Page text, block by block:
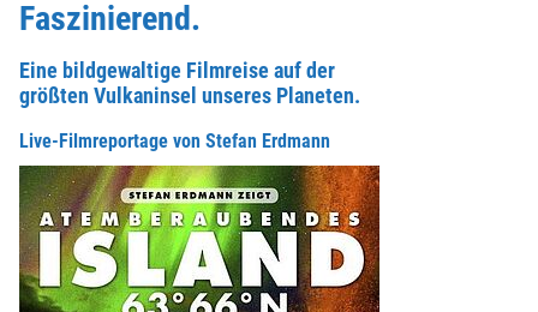
Faszinierend.
Eine bildgewaltige Filmreise auf der
größten Vulkaninsel unseres Planeten.
Live-Filmreportage von Stefan Erdmann